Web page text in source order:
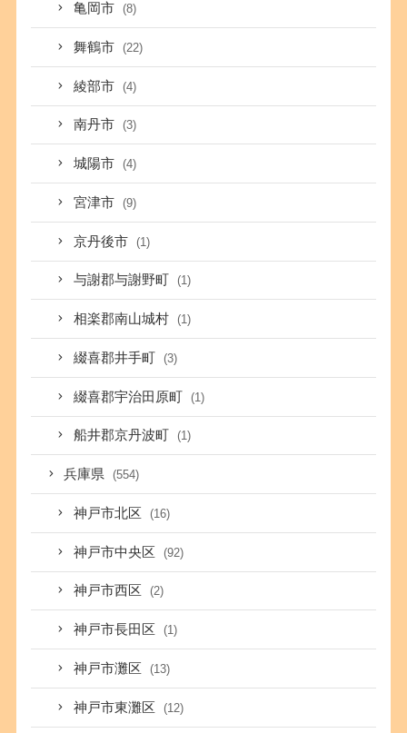
亀岡市 (8)
舞鶴市 (22)
綾部市 (4)
南丹市 (3)
城陽市 (4)
宮津市 (9)
京丹後市 (1)
与謝郡与謝野町 (1)
相楽郡南山城村 (1)
綴喜郡井手町 (3)
綴喜郡宇治田原町 (1)
船井郡京丹波町 (1)
兵庫県 (554)
神戸市北区 (16)
神戸市中央区 (92)
神戸市西区 (2)
神戸市長田区 (1)
神戸市灘区 (13)
神戸市東灘区 (12)